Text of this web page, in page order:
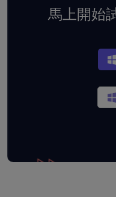
馬上開始